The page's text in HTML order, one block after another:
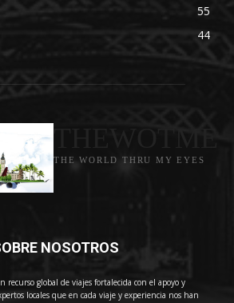
55
44
THE WORLD THRU MY EYES
NOSOTROS
recurso global de viajes fortalecida con el apoyo y
locales que en cada viaje y experiencia nos han